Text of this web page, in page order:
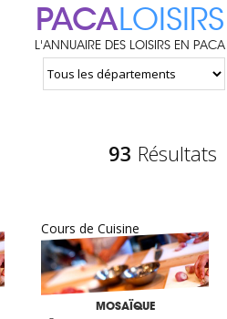
PACALOISIRS
L'ANNUAIRE DES LOISIRS EN PACA
93 Résultats
Cours de Cuisine
MOSAÏQUE